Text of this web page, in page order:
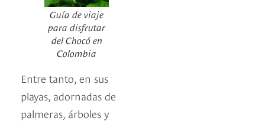
Guía de viaje
para disfrutar
del Chocó en
Colombia
Entre tanto, en sus
playas, adornadas de
palmeras, árboles y